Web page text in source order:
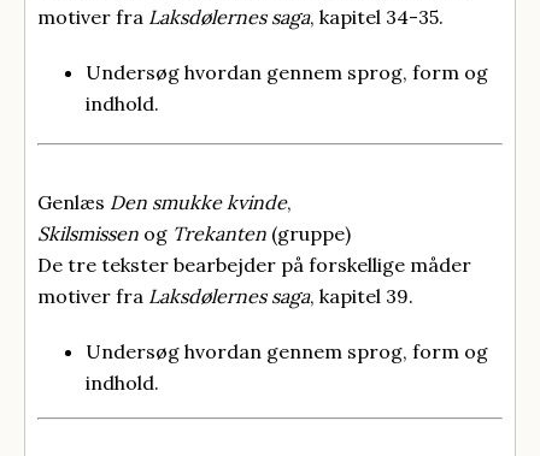
motiver fra Laksdølernes saga, kapitel 34-35.
Undersøg hvordan gennem sprog, form og
indhold.
Genlæs Den smukke kvinde,
Skilsmissen og Trekanten (gruppe)
De tre tekster bearbejder på forskellige måder
motiver fra Laksdølernes saga, kapitel 39.
Undersøg hvordan gennem sprog, form og
indhold.